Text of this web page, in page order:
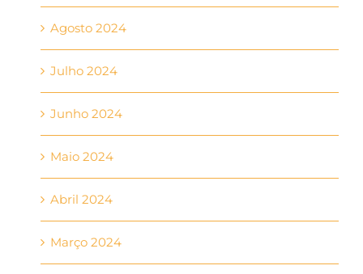
Agosto 2024
Julho 2024
Junho 2024
Maio 2024
Abril 2024
Março 2024